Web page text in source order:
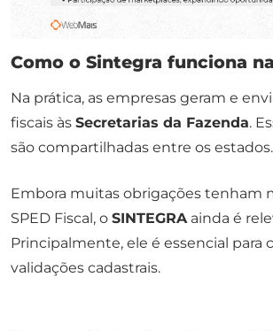
Como o Sintegra funciona
Na prática, as empresas geram e
fiscais às Secretarias da Fazenda.
são compartilhadas entre os estados.
Embora muitas obrigações tenham
SPED Fiscal, o SINTEGRAainda é
Principalmente, ele é essencial para
validações cadastrais.